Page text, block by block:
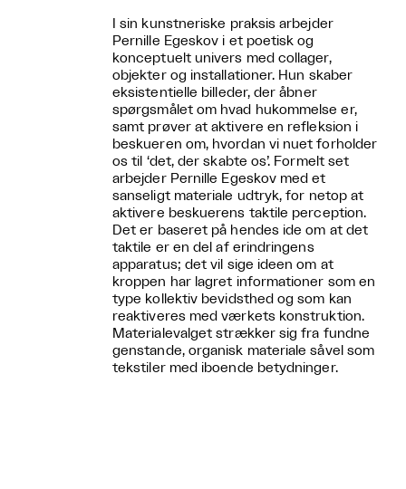
I sin kunstneriske praksis arbejder
Pernille Egeskov i et poetisk og
konceptuelt univers med collager,
objekter og installationer. Hun skaber
eksistentielle billeder, der åbner
spørgsmålet om hvad hukommelse er,
samt prøver at aktivere en refleksion i
beskueren om, hvordan vi nuet forholder
os til ‘det, der skabte os’. Formelt set
arbejder Pernille Egeskov med et
sanseligt materiale udtryk, for netop at
aktivere beskuerens taktile perception.
Det er baseret på hendes ide om at det
taktile er en del af erindringens
apparatus; det vil sige ideen om at
kroppen har lagret informationer som en
type kollektiv bevidsthed og som kan
reaktiveres med værkets konstruktion.
Materialevalget strækker sig fra fundne
genstande, organisk materiale såvel som
tekstiler med iboende betydninger.